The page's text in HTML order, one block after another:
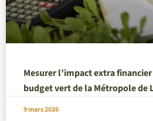
Mesurer l’impact extra
budget vert de la Métropole de
9 mars 2026